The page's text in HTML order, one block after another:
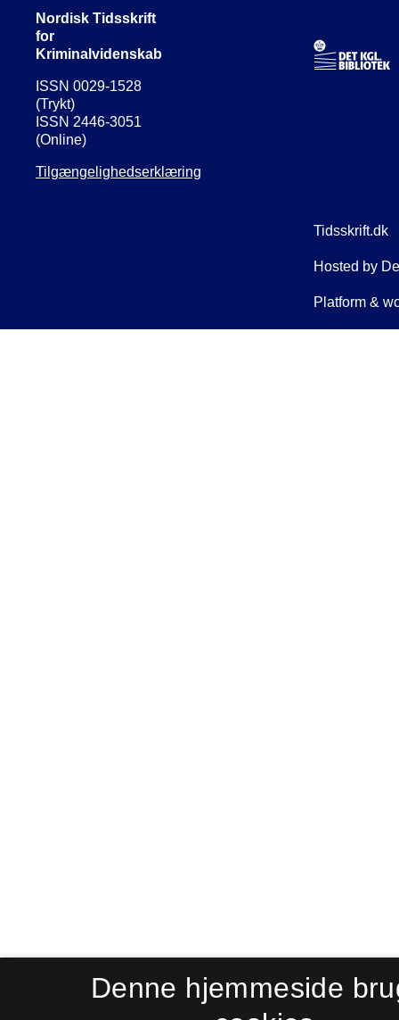
Nordisk Tidsskrift
for
Kriminalvidenskab
ISSN 0029-1528
(Trykt)
ISSN 2446-3051
(Online)
Tilgængelighedserklæring
Denne hjemmeside